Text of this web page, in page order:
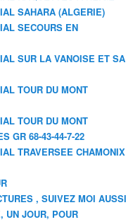
SAHARA (ALGERIE)
SECOURS EN
SUR LA VANOISE ET SA
TOUR DU MONT
TOUR DU MONT
GR 68-43-44-7-22
TRAVERSEE CHAMONIX
, SUIVEZ MOI AUSSI
UN JOUR, POUR